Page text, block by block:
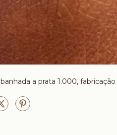
a prata 1.000,